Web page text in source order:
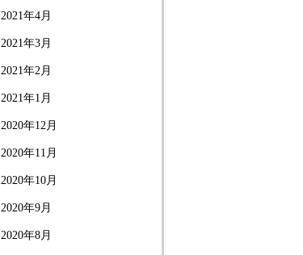
2021年4月
2021年3月
2021年2月
2021年1月
2020年12月
2020年11月
2020年10月
2020年9月
2020年8月